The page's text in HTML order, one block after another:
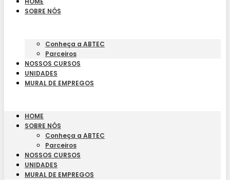
SOBRE NÓS
Conheça a ABTEC
Parceiros
NOSSOS CURSOS
UNIDADES
MURAL DE EMPREGOS
HOME
SOBRE NÓS
Conheça a ABTEC
Parceiros
NOSSOS CURSOS
UNIDADES
MURAL DE EMPREGOS